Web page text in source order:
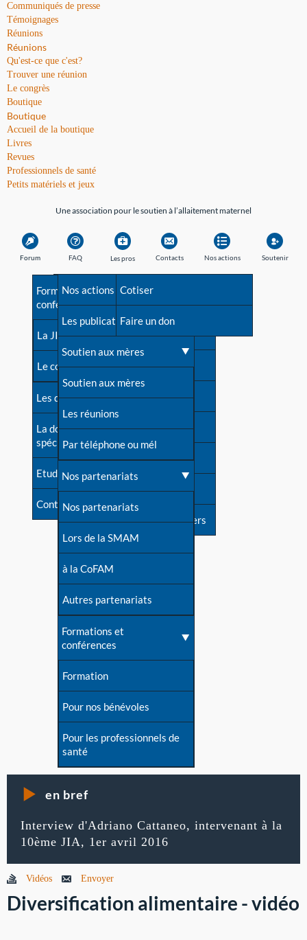
Communiqués de presse
Témoignages
Réunions
Réunions
Qu'est-ce que c'est?
Trouver une réunion
Le congrès
Boutique
Boutique
Accueil de la boutique
Livres
Revues
Professionnels de santé
Petits matériels et jeux
Une association pour le soutien à l’allaitement maternel
Forum FAQ
Avant la naissance
Les débuts
Une difficulté d'allaitement ?
Cas particuliers
Mythes et vérités
Devenir animatrice ?
Une question sur le site
Les pros
Formations et
conférences
La JIA
Le congrès
Les dossiers de l'allaitement
La documentation
spécialisée
Etudes récentes
Contact
Contacts
Besoin d'aide?
Répertoire de tous les
contacts
Contact presse
Dossier de presse
Soutenir LLL
Livre d'or
Forum
S'inscrire à nos newsletters
Nos actions
Nos actions
Les publications
Soutien aux mères
Soutien aux mères
Les réunions
Par téléphone ou mél
Nos partenariats
Nos partenariats
Lors de la SMAM
à la CoFAM
Autres partenariats
Formations et
conférences
Formation
Pour nos bénévoles
Pour les professionnels de
santé
Soutenir
Cotiser
Faire un don
en bref
Interview d'Adriano Cattaneo, intervenant à la
10ème JIA, 1er avril 2016
Vidéos Envoyer
Diversification alimentaire - vidéo